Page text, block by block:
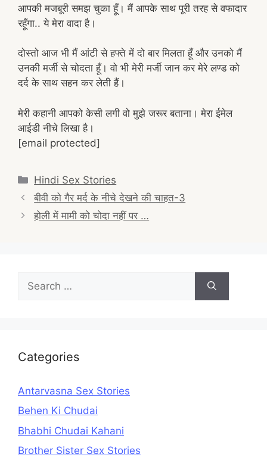
आपकी मजबूरी समझ चुका हूँ। मैं आपके साथ पूरी तरह से वफादार
रहूँगा.. ये मेरा वादा है।
दोस्तो आज भी मैं आंटी से हफ्ते में दो बार मिलता हूँ और उनको मैं
उनकी मर्जी से चोदता हूँ। वो भी मेरी मर्जी जान कर मेरे लण्ड को
दर्द के साथ सहन कर लेती हैं।
मेरी कहानी आपको केसी लगी वो मुझे जरूर बताना। मेरा ईमेल
आईडी नीचे लिखा है।
[email protected]
Categories
Hindi Sex Stories
Post
navigation
बीवी को गैर मर्द के नीचे देखने की चाहत-3
होली में मामी को चोदा नहीं पर …
for:
Categories
Antarvasna Sex Stories
Behen Ki Chudai
Bhabhi Chudai Kahani
Brother Sister Sex Stories